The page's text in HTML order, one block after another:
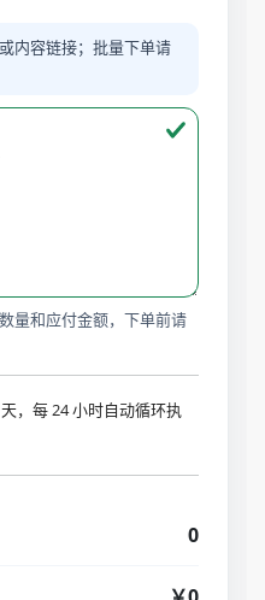
内容链接；批量下单请
量和应付金额，下单前请
，每 24 小时自动循环执
0